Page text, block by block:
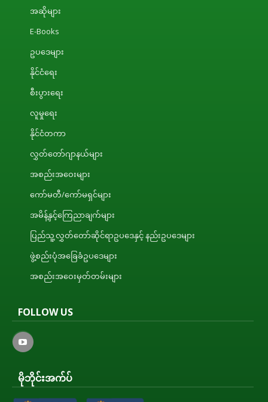
အဆိုများ
E-Books
ဥပဒေများ
နိုင်ငံရေး
စီးပွားရေး
လူမှုရေး
နိုင်ငံတကာ
လွှတ်တော်ဂျာနယ်များ
အစည်းအဝေးများ
ကော်မတီ/ကော်မရှင်များ
အမိန့်နှင့်ကြေညာချက်များ
ပြည်သူ့လွှတ်တော်ဆိုင်ရာဥပဒေနှင့် နည်းဥပဒေများ
ဖွဲ့စည်းပုံအခြေခံဥပဒေများ
အစည်းအဝေးမှတ်တမ်းများ
FOLLOW US
မိုဘိုင်းအက်ပ်